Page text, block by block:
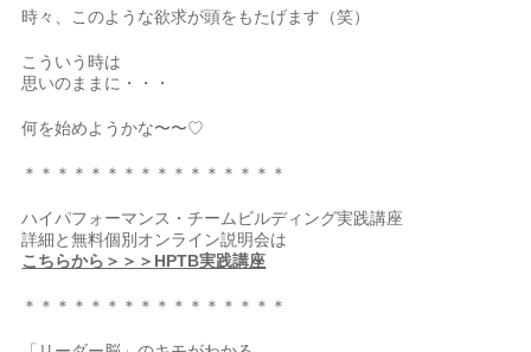
時々、このような欲求が頭をもたげます（笑）
こういう時は
思いのままに・・・
何を始めようかな〜〜♡
＊＊＊＊＊＊＊＊＊＊＊＊＊＊＊＊
ハイパフォーマンス・チームビルディング実践講座
詳細と無料個別オンライン説明会は
こちらから＞＞＞HPTB実践講座
＊＊＊＊＊＊＊＊＊＊＊＊＊＊＊＊